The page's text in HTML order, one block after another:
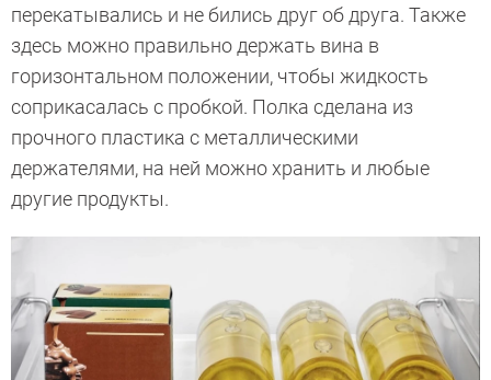
перекатывались и не бились друг об друга. Также
здесь можно правильно держать вина в
горизонтальном положении, чтобы жидкость
соприкасалась с пробкой. Полка сделана из
прочного пластика с металлическими
держателями, на ней можно хранить и любые
другие продукты.